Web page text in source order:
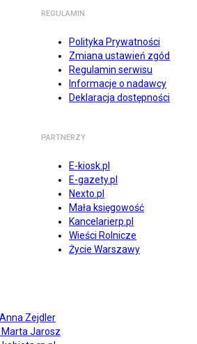
REGULAMIN
Polityka Prywatności
Zmiana ustawień zgód
Regulamin serwisu
Informacje o nadawcy
Deklaracja dostępności
PARTNERZY
E-kiosk.pl
E-gazety.pl
Nexto.pl
Mała księgowość
Kancelarierp.pl
Wieści Rolnicze
Życie Warszawy
Zejdler
Jarosz